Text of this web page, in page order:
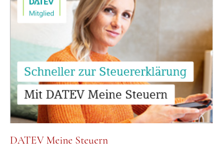
DATEV Meine Steuern